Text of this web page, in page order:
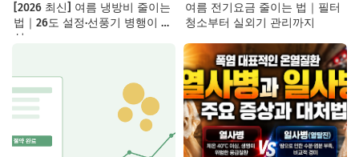
[2026 최신] 여름 냉방비 줄이는
법｜26도 설정·선풍기 병행이 핵
심
여름 전기요금 줄이는 법｜필터
청소부터 실외기 관리까지